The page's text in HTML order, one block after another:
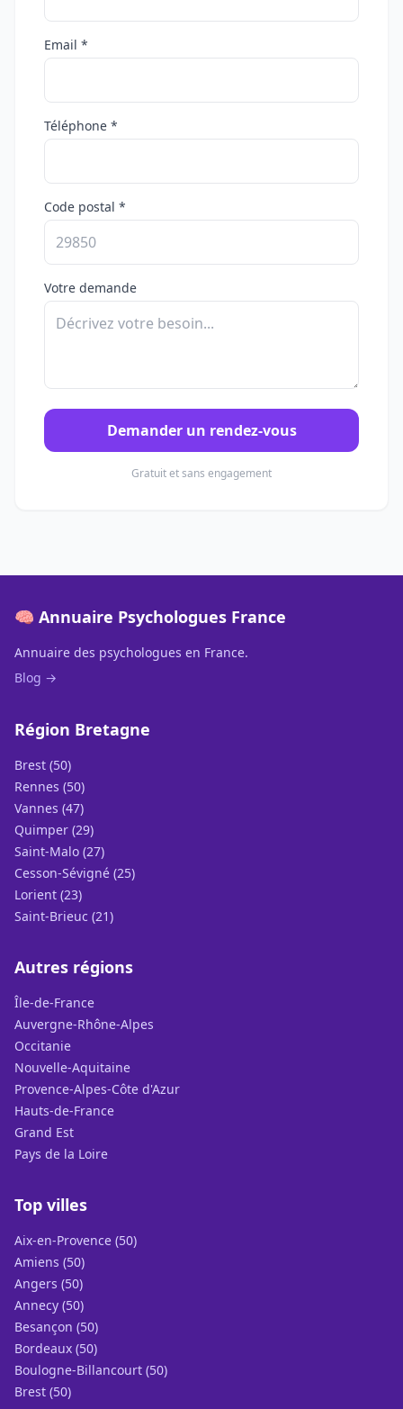
Email *
Téléphone *
Code postal *
Votre demande
Demander un rendez-vous
Gratuit et sans engagement
🧠 Annuaire Psychologues France
Annuaire des psychologues en France.
Blog →
Région Bretagne
Brest (50)
Rennes (50)
Vannes (47)
Quimper (29)
Saint-Malo (27)
Cesson-Sévigné (25)
Lorient (23)
Saint-Brieuc (21)
Autres régions
Île-de-France
Auvergne-Rhône-Alpes
Occitanie
Nouvelle-Aquitaine
Provence-Alpes-Côte d'Azur
Hauts-de-France
Grand Est
Pays de la Loire
Top villes
Aix-en-Provence (50)
Amiens (50)
Angers (50)
Annecy (50)
Besançon (50)
Bordeaux (50)
Boulogne-Billancourt (50)
Brest (50)